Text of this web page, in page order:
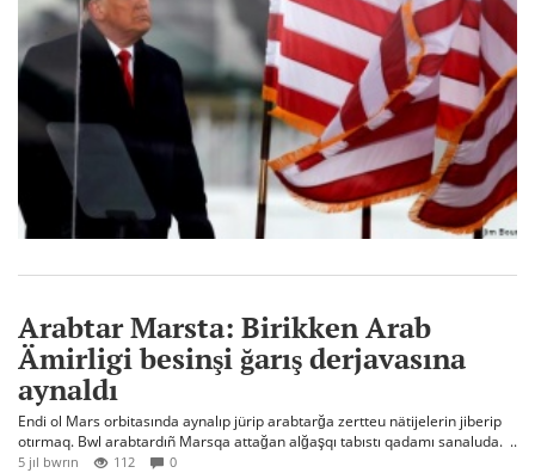
Arabtar Marsta: Birikken Arab
Ämirligi besinşi ğarış derjavasına
aynaldı
Endi ol Mars orbitasında aynalıp jürip arabtarğa zertteu nätijelerin jiberip
otırmaq. Bwl arabtardıñ Marsqa attağan alğaşqı tabıstı qadamı sanaluda. ..
5 jıl bwrın 112 0